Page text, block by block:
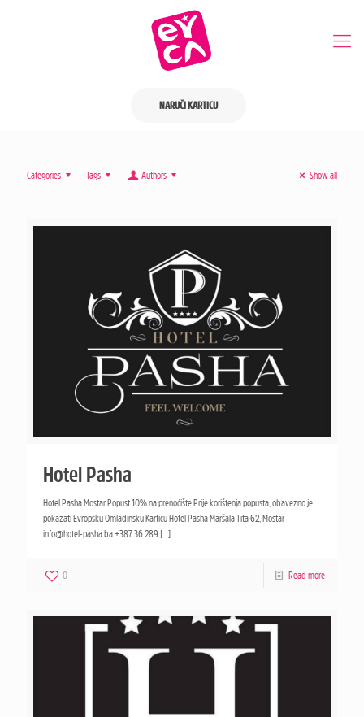
NARUČI KARTICU
Categories Tags Authors Show all
Hotel Pasha
Hotel Pasha Mostar Popust 10% na prenoćište Prije korištenja popusta, obavezno je
pokazati Evropsku Omladinsku Karticu Hotel Pasha Maršala Tita 62, Mostar
info@hotel-pasha.ba +387 36 289 […]
0 Read more